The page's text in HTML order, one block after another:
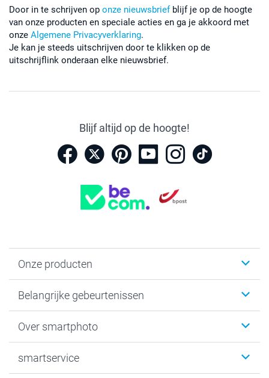
Door in te schrijven op onze nieuwsbrief blijf je op de hoogte
van onze producten en speciale acties en ga je akkoord met
onze Algemene Privacyverklaring.
Je kan je steeds uitschrijven door te klikken op de
uitschrijflink onderaan elke nieuwsbrief.
Blijf altijd op de hoogte!
Onze producten
Fotogeschenken
Fotoprints, Fotoposter & Fotoalbum met fotoprints
MyNameBook
Belangrijke gebeurtenissen
Baby
Communie- en Lentefeest
Over smartphoto
Duurzaamheid
smartservice